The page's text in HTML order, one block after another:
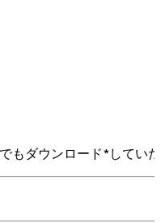
もダウンロード*してい